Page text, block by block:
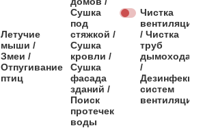
Летучие
мыши /
Змеи /
Отпугивание
птиц
Сушка
под
стяжкой /
Сушка
кровли /
Сушка
фасада
зданий /
Поиск
протечек
воды
Чистка
вентиляции
/ Чистка
труб
дымохода
/
систем
вентиляции